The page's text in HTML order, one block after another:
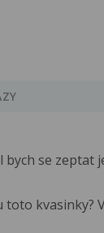
bych se zeptat
toto kvasinky?